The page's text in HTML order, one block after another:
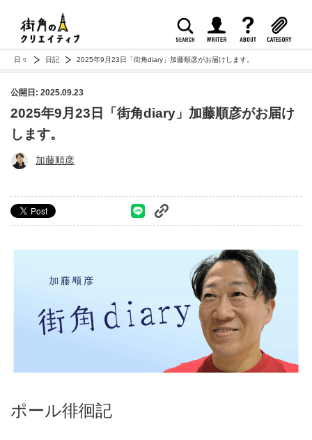
日々 日記 2025年9月23日「街角diary」加藤順彦がお届けします。
公開日: 2025.09.23
2025年9月23日「街角diary」加藤順彦がお届け
します。
加藤順彦
ポール徘徊記